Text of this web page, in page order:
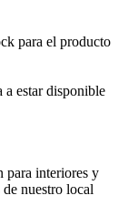
para el producto
a estar disponible
para interiores y
nuestro local